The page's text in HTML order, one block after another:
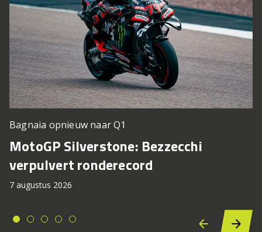
Bagnaia opnieuw naar Q1
MotoGP Silverstone: Bezzecchi
verpulvert ronderecord
7 augustus 2026